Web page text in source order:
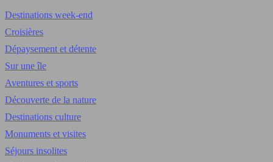
Destinations week-end
Croisières
Dépaysement et détente
Sur une île
Aventures et sports
Découverte de la nature
Destinations culture
Monuments et visites
Séjours insolites